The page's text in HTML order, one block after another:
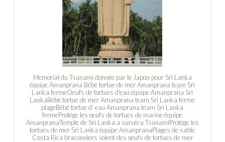
Memorial du Tsunami donnée par le Japon pour Sri Lanka
équipe Amanprana Bébé tortue de mer Amanprana team Sri
Lanka fermeOeufs de tortues d’eau équipe Amanprana Sri
LankaBébé tortue de mer Amanprana team Sri Lanka ferme
plageBébé tortue d’ eau Amanprana team Sri Lanka
fermeProtège les oeufs de tortues de marine équipe
AmanpranaTemple de Sri Lanka a survécu TsunamiProtège les
tortues de mer Sri Lanka équipe AmanpranaPlages de sable
Costa Rica braconniers volent des oeufs de tortues de mer